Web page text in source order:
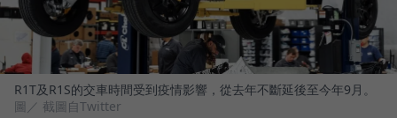
R1T及R1S的交車時間受到疫情影響，從去年不斷延後至今年9月。
圖／ 截圖自Twitter